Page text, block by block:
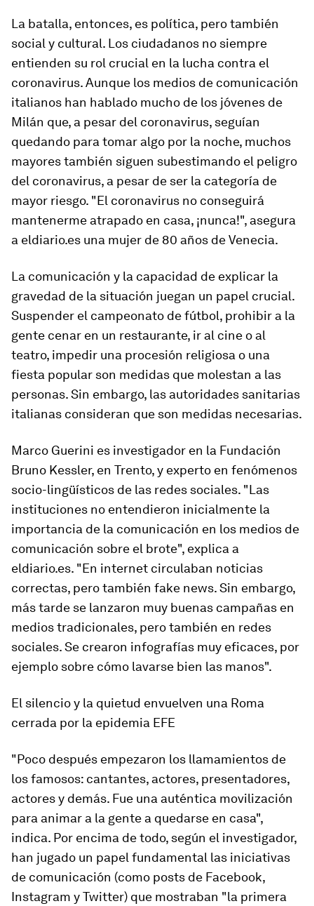
La batalla, entonces, es política, pero también
social y cultural. Los ciudadanos no siempre
entienden su rol crucial en la lucha contra el
coronavirus. Aunque los medios de comunicación
italianos han hablado mucho de los jóvenes de
Milán que, a pesar del coronavirus, seguían
quedando para tomar algo por la noche, muchos
mayores también siguen subestimando el peligro
del coronavirus, a pesar de ser la categoría de
mayor riesgo. "El coronavirus no conseguirá
mantenerme atrapado en casa, ¡nunca!", asegura
a eldiario.es una mujer de 80 años de Venecia.
La comunicación y la capacidad de explicar la
gravedad de la situación juegan un papel crucial.
Suspender el campeonato de fútbol, prohibir a la
gente cenar en un restaurante, ir al cine o al
teatro, impedir una procesión religiosa o una
fiesta popular son medidas que molestan a las
personas. Sin embargo, las autoridades sanitarias
italianas consideran que son medidas necesarias.
Marco Guerini es investigador en la Fundación
Bruno Kessler, en Trento, y experto en fenómenos
socio-lingüísticos de las redes sociales. "Las
instituciones no entendieron inicialmente la
importancia de la comunicación en los medios de
comunicación sobre el brote", explica a
eldiario.es. "En internet circulaban noticias
correctas, pero también fake news. Sin embargo,
más tarde se lanzaron muy buenas campañas en
medios tradicionales, pero también en redes
sociales. Se crearon infografías muy eficaces, por
ejemplo sobre cómo lavarse bien las manos".
El silencio y la quietud envuelven una Roma
cerrada por la epidemia EFE
"Poco después empezaron los llamamientos de
los famosos: cantantes, actores, presentadores,
actores y demás. Fue una auténtica movilización
para animar a la gente a quedarse en casa",
indica. Por encima de todo, según el investigador,
han jugado un papel fundamental las iniciativas
de comunicación (como posts de Facebook,
Instagram y Twitter) que mostraban "la primera